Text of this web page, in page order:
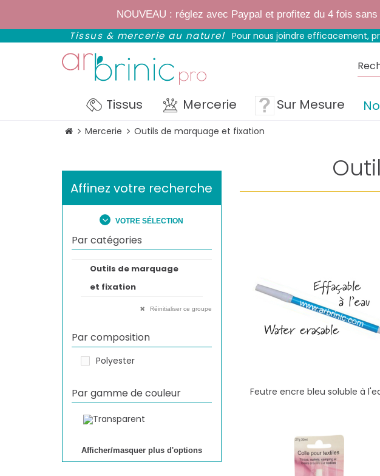
NOUVEAU : réglez avec Paypal et profitez du 4 fois
Bientôt : notre boutique fait peau neuve.
Tissus & mercerie au naturel Pour nous joindre efficacement,
Tissus Mercerie Sur Mesure
Mercerie Outils de marquage et fixation
Affinez votre recherche
VOTRE SÉLECTION
Par catégories
Outils de marquage
et fixation
Réinitialiser ce groupe
Par composition
Polyester
Par gamme de couleur
Afficher/masquer plus d'options
Feutre encre bleu soluble à